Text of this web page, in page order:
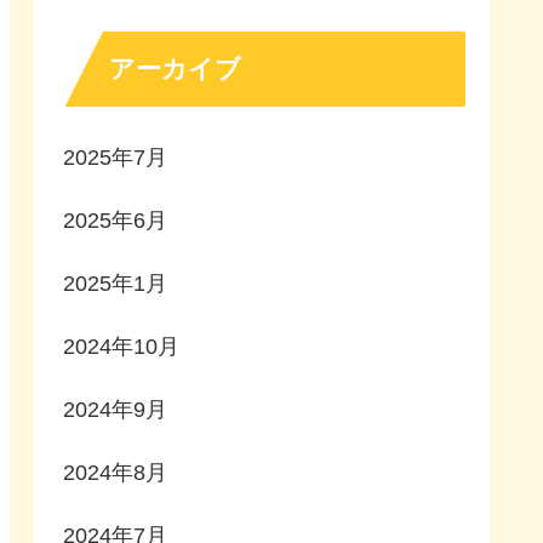
アーカイブ
2025年7月
2025年6月
2025年1月
2024年10月
2024年9月
2024年8月
2024年7月